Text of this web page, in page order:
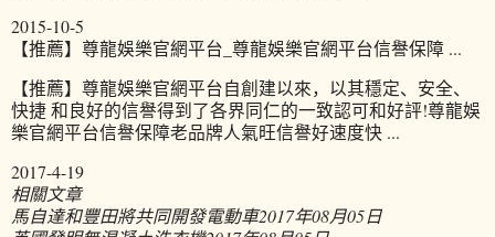
2015-10-5
【推薦】尊龍娛樂官網平台_尊龍娛樂官網平台信譽保障 ...
【推薦】尊龍娛樂官網平台自創建以來，以其穩定、安全、
快捷 和良好的信譽得到了各界同仁的一致認可和好評!尊龍娛
樂官網平台信譽保障老品牌人氣旺信譽好速度快 ...
2017-4-19
相關文章
馬自達和豐田將共同開發電動車2017年08月05日